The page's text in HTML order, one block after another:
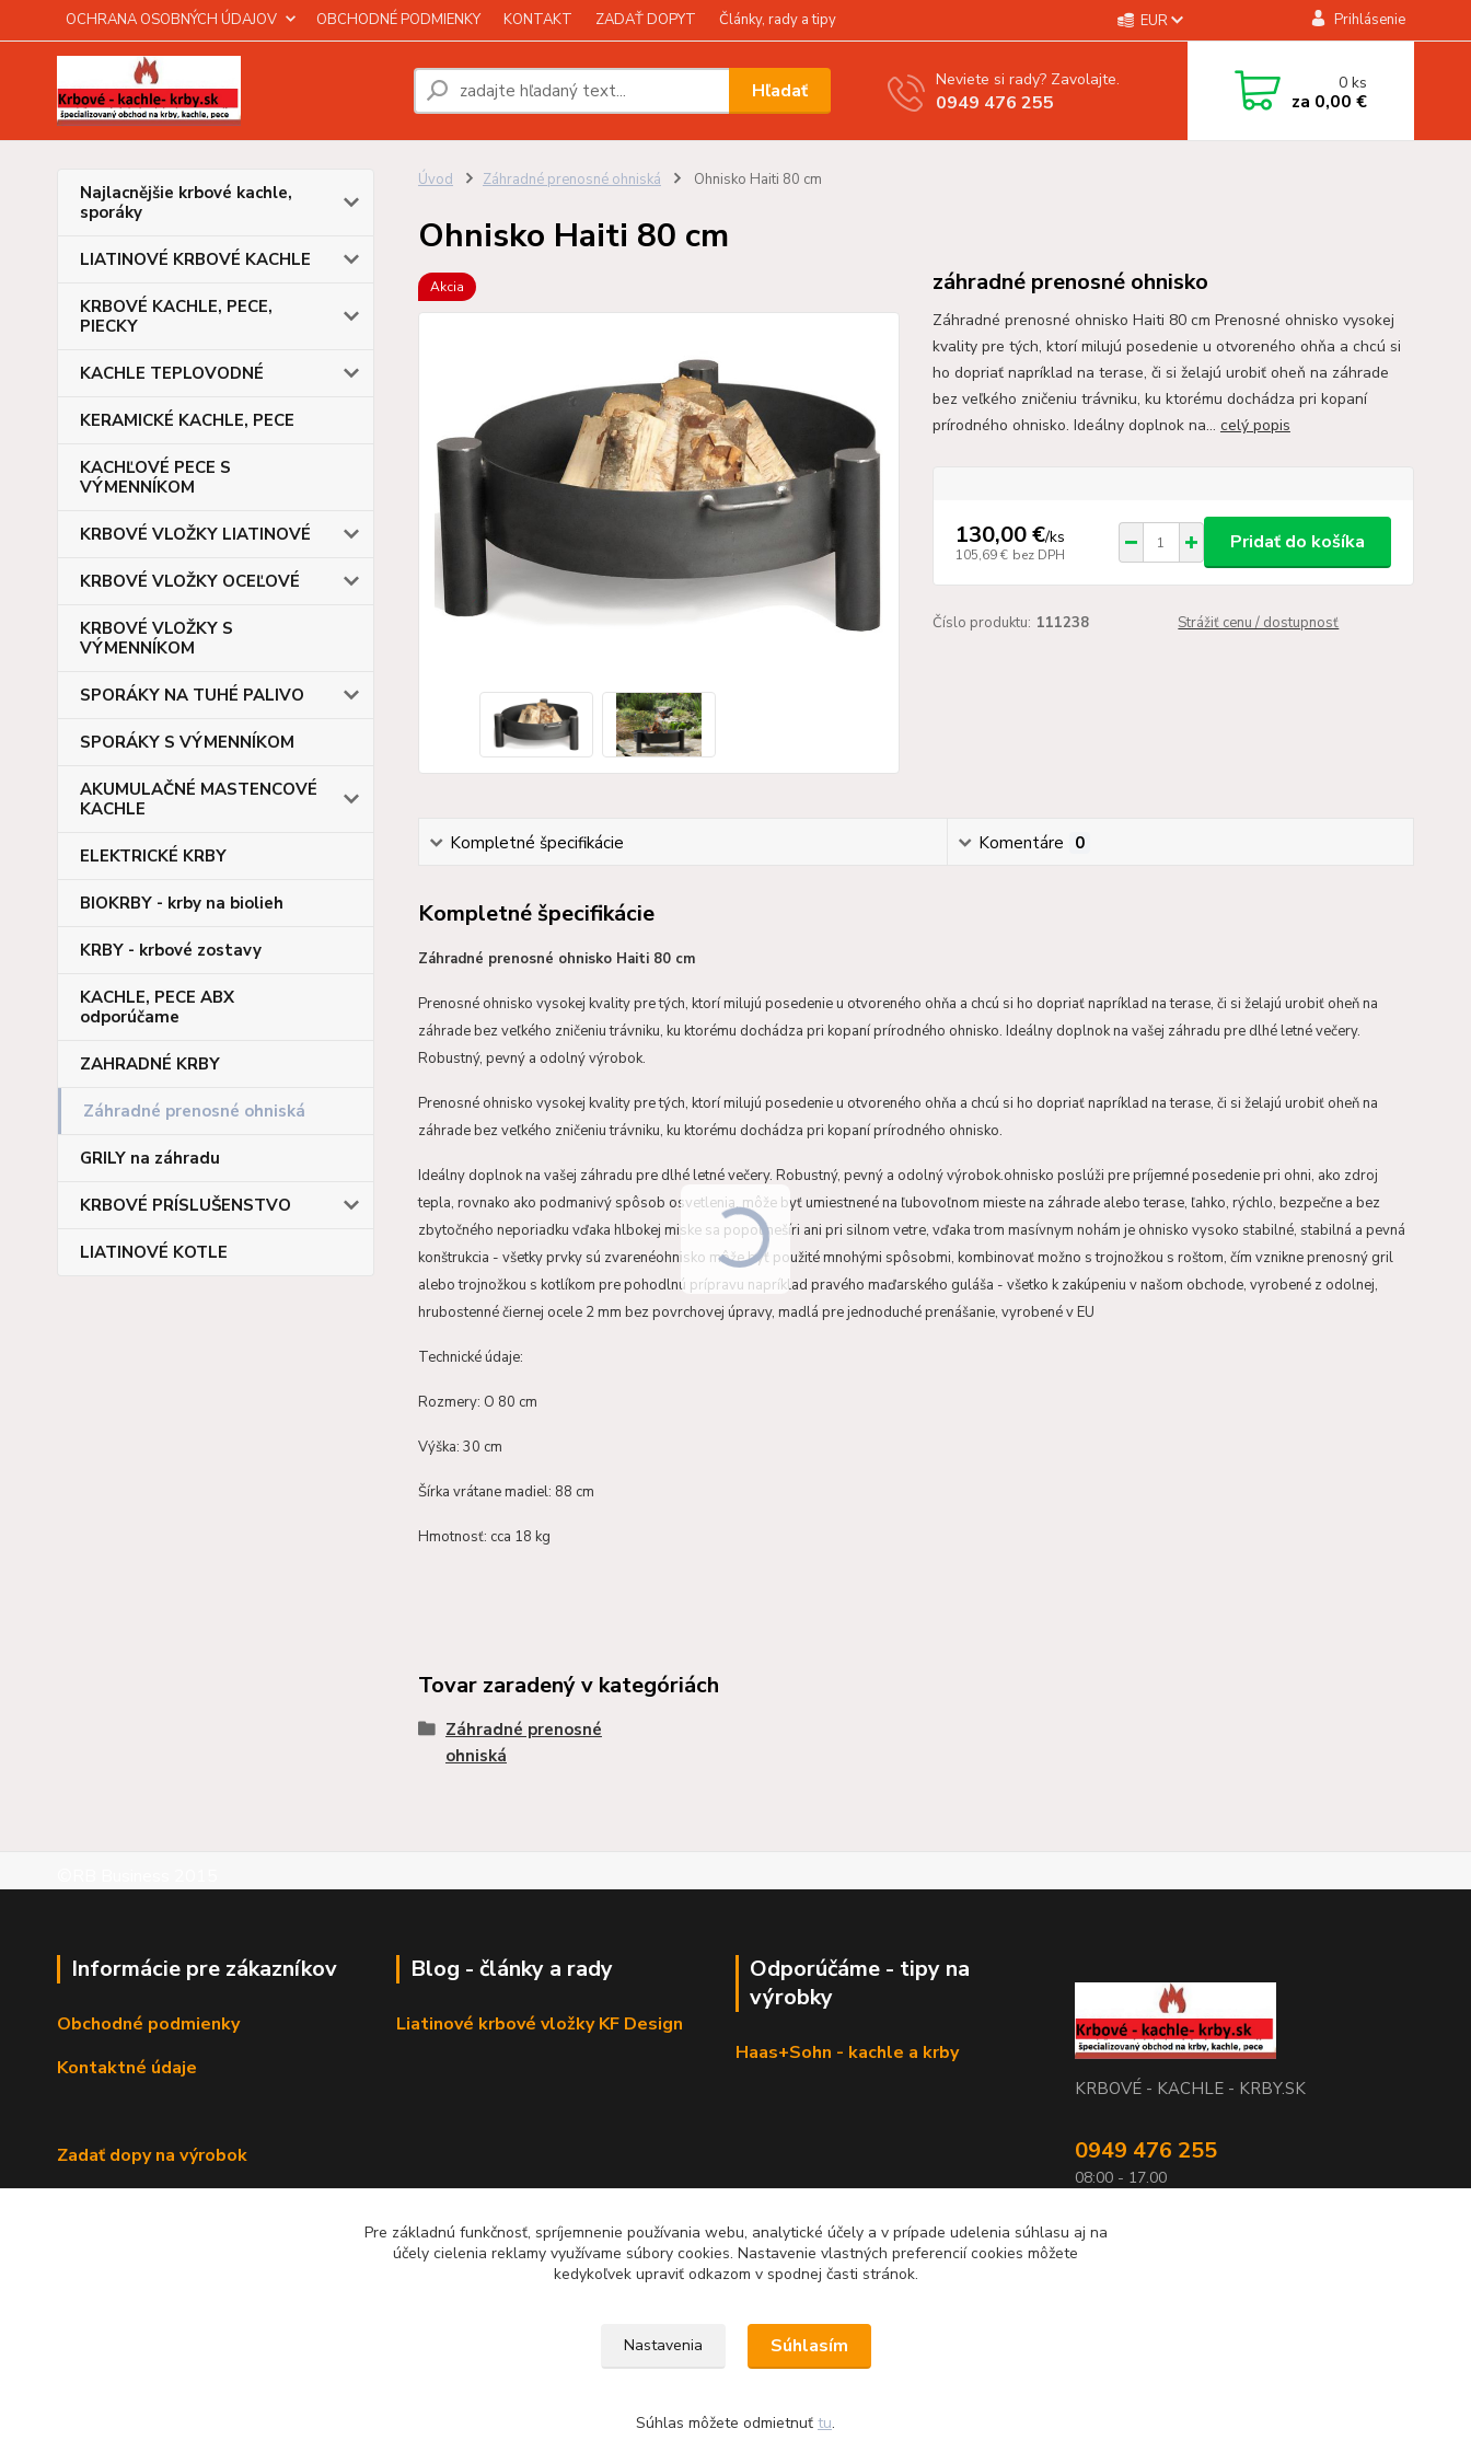
OCHRANA OSOBNÝCH ÚDAJOV OBCHODNÉ PODMIENKY KONTAKT ZADAŤ DOPYT Články, rady a tipy EUR Prihlásenie
Hľadať Neviete si rady? Zavolajte.
0949 476 255
0ks
za 0,00 €
Najlacnějšie krbové kachle,
sporáky
LIATINOVÉ KRBOVÉ KACHLE
KRBOVÉ KACHLE, PECE,
PIECKY
KACHLE TEPLOVODNÉ
KERAMICKÉ KACHLE, PECE
KACHĽOVÉ PECE S
VÝMENNÍKOM
KRBOVÉ VLOŽKY LIATINOVÉ
KRBOVÉ VLOŽKY OCEĽOVÉ
KRBOVÉ VLOŽKY S
VÝMENNÍKOM
SPORÁKY NA TUHÉ PALIVO
SPORÁKY S VÝMENNÍKOM
AKUMULAČNÉ MASTENCOVÉ
KACHLE
ELEKTRICKÉ KRBY
BIOKRBY - krby na biolieh
KRBY - krbové zostavy
KACHLE, PECE ABX
odporúčame
ZAHRADNÉ KRBY
Záhradné prenosné ohniská
GRILY na záhradu
KRBOVÉ PRÍSLUŠENSTVO
LIATINOVÉ KOTLE
Úvod Záhradné prenosné ohniská Ohnisko Haiti 80 cm
Ohnisko Haiti 80 cm
Akcia záhradné prenosné ohnisko
Záhradné prenosné ohnisko Haiti 80 cm Prenosné ohnisko vysokej
kvality pre tých, ktorí milujú posedenie u otvoreného ohňa a chcú si
ho dopriať napríklad na terase, či si želajú urobiť oheň na záhrade
bez veľkého zničeniu trávniku, ku ktorému dochádza pri kopaní
prírodného ohnisko. Ideálny doplnok na... celý popis
130,00 €/ks
105,69 € bez DPH
Pridať do košíka
Číslo produktu: 111238 Strážiť cenu / dostupnosť
Kompletné špecifikácie Komentáre 0
Kompletné špecifikácie
Záhradné prenosné ohnisko Haiti 80 cm
Prenosné ohnisko vysokej kvality pre tých, ktorí milujú posedenie u otvoreného ohňa a chcú si ho dopriať napríklad na terase, či si želajú urobiť oheň na
záhrade bez veľkého zničeniu trávniku, ku ktorému dochádza pri kopaní prírodného ohnisko. Ideálny doplnok na vašej záhradu pre dlhé letné večery.
Robustný, pevný a odolný výrobok.
Prenosné ohnisko vysokej kvality pre tých, ktorí milujú posedenie u otvoreného ohňa a chcú si ho dopriať napríklad na terase, či si želajú urobiť oheň na
záhrade bez veľkého zničeniu trávniku, ku ktorému dochádza pri kopaní prírodného ohnisko.
Ideálny doplnok na vašej záhradu pre dlhé letné večery. Robustný, pevný a odolný výrobok.ohnisko poslúži pre príjemné posedenie pri ohni, ako zdroj
tepla, rovnako ako podmanivý spôsob osvetlenia, môže byť umiestnené na ľubovoľnom mieste na záhrade alebo terase, ľahko, rýchlo, bezpečne a bez
zbytočného neporiadku vďaka hlbokej miske sa popol nešíri ani pri silnom vetre, vďaka trom masívnym nohám je ohnisko vysoko stabilné, stabilná a pevná
konštrukcia - všetky prvky sú zvarenéohnisko môže byť použité mnohými spôsobmi, kombinovať možno s trojnožkou s roštom, čím vznikne prenosný gril
alebo trojnožkou s kotlíkom pre pohodlnú prípravu napríklad pravého maďarského guláša - všetko k zakúpeniu v našom obchode, vyrobené z odolnej,
hrubostenné čiernej ocele 2 mm bez povrchovej úpravy, madlá pre jednoduché prenášanie, vyrobené v EU
Technické údaje:
Rozmery: O 80 cm
Výška: 30 cm
Šírka vrátane madiel: 88 cm
Hmotnosť: cca 18 kg
Tovar zaradený v kategóriách
Záhradné prenosné
ohniská
Informácie pre zákazníkov
Obchodné podmienky
Kontaktné údaje
Zadať dopy na výrobok
Blog - články a rady
Liatinové krbové vložky KF Design
Odporúčáme - tipy na
výrobky
Haas+Sohn - kachle a krby
KRBOVÉ - KACHLE - KRBY.SK
0949 476 255
08:00 - 17.00
Pre základnú funkčnosť, spríjemnenie používania webu, analytické účely a v prípade udelenia súhlasu aj na
účely cielenia reklamy využívame súbory cookies. Nastavenie vlastných preferencií cookies môžete
kedykoľvek upraviť odkazom v spodnej časti stránok.
Nastavenia Súhlasím
Súhlas môžete odmietnuť tu.